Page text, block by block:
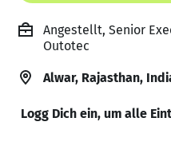
Angestellt, Senior
Outotec
Alwar, Rajasthan,
Logg Dich ein, um alle